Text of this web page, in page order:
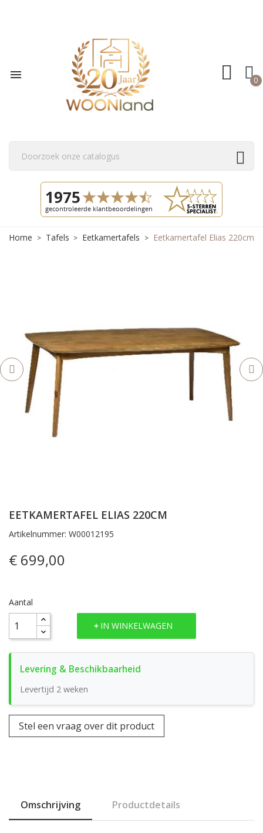
 0
Home Tafels Eetkamertafels Eetkamertafel Elias 220cm
EETKAMERTAFEL ELIAS 220CM
Artikelnummer: W00012195
€ 699,00
Aantal
IN WINKELWAGEN
Levertijd 2 weken
Stel een vraag over dit product
Omschrijving Productdetails